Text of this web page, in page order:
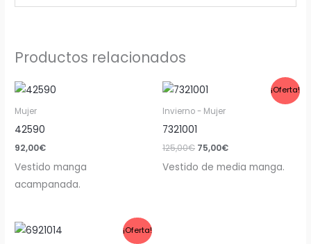
Productos relacionados
Mujer
42590
92,00€
Vestido manga
acampanada.
¡Oferta!
Invierno - Mujer
7321001
125,00€
El
precio
original
75,00€
Vestido de media manga.
¡Oferta!
El
precio